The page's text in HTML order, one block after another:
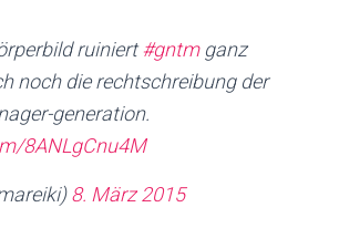
ruiniert#gntmganz
noch die rechtschreibung der
generation.
8ANLgCnu4M
8. März 2015